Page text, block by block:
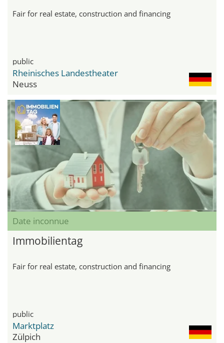
Fair for real estate, construction and financing
public
Rheinisches Landestheater
Neuss
Date inconnue
Immobilientag
Fair for real estate, construction and financing
public
Marktplatz
Zülpich